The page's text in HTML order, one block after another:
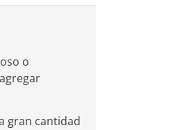
o
gran cantidad